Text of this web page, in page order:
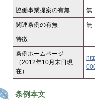
協働事業提案の有無 無
関連条例の有無 無
特徴
条例ホームページ
（2012年10月末日現
在）
条例本文